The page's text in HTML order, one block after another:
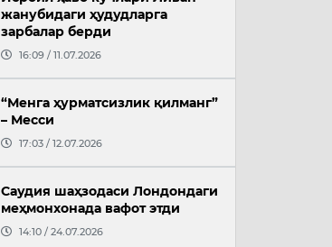
жанубидаги ҳудудларга
зарбалар берди
16:09 / 11.07.2026
“Менга ҳурматсизлик қилманг”
– Месси
17:03 / 12.07.2026
Саудия шаҳзодаси Лондондаги
меҳмонхонада вафот этди
14:10 / 24.07.2026